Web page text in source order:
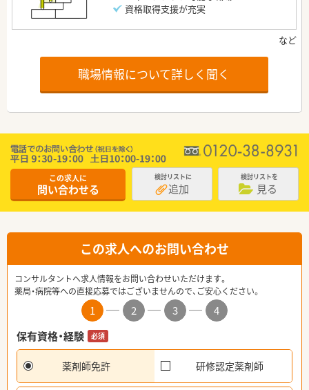
資格取得支援が充実
職場情報について詳しく聞く
この求人に
問い合わせる
検討リストに
追加
検討リストを
見る
この求人へのお問い合わせ
コンサルタントへ求人情報をお問い合わせいただけます。
薬局・病院等への直接応募ではございませんので、ご安心ください。
1 2 3
4
保有資格・経験
必須
薬剤師免許 研修認定薬剤師